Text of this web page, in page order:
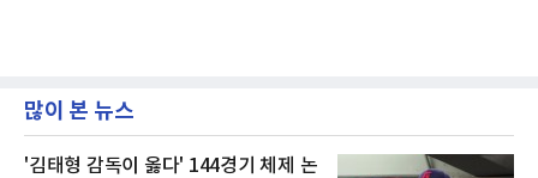
많이 본 뉴스
'김태형 감독이 옳다' 144경기 체제 논